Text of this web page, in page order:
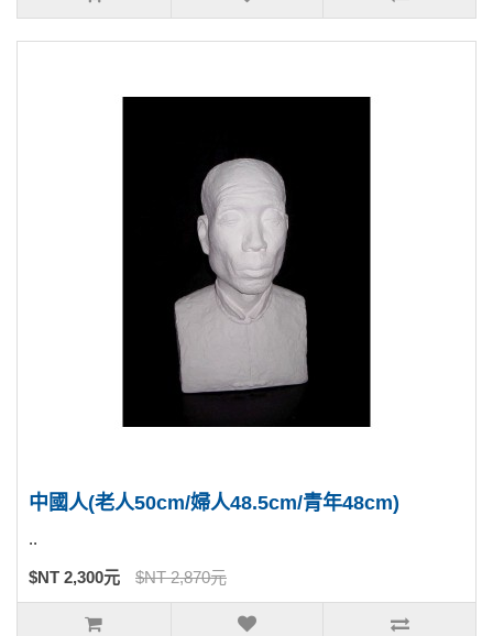
中國人(老人50cm/婦人48.5cm/青年48cm)
..
$NT 2,300元 $NT 2,870元